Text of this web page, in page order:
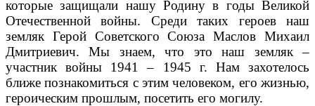
которые защищали нашу Родину в годы Великой
Отечественной войны. Среди таких героев наш
земляк Герой Советского Союза Маслов Михаил
Дмитриевич. Мы знаем, что это наш земляк –
участник войны 1941 – 1945 г. Нам захотелось
ближе познакомиться с этим человеком, его жизнью,
героическим прошлым, посетить его могилу.